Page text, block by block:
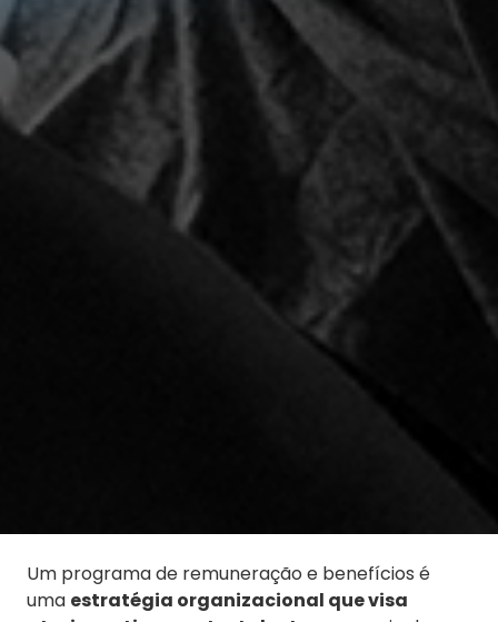
Um programa de remuneração e benefícios é
uma estratégia organizacional que visa